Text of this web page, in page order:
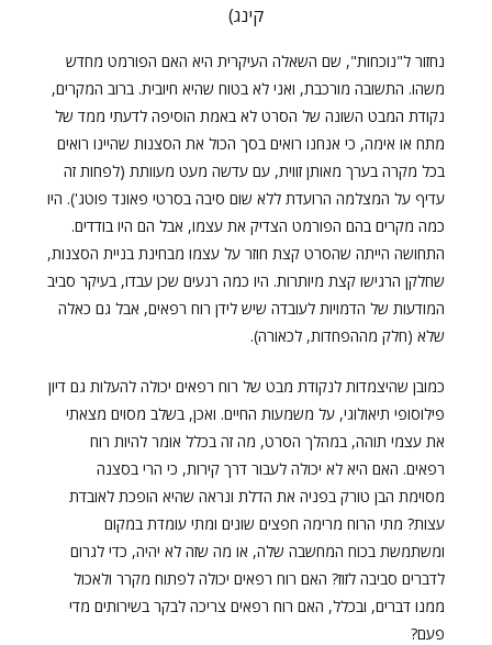
קינג)
נחזור ל"נוכחות", שם השאלה העיקרית היא האם הפורמט מחדש
משהו. התשובה מורכבת, ואני לא בטוח שהיא חיובית. ברוב המקרים,
נקודת המבט השונה של הסרט לא באמת הוסיפה לדעתי ממד של
מתח או אימה, כי אנחנו רואים בסך הכול את הסצנות שהיינו רואים
בכל מקרה בערך מאותן זווית, עם עדשה מעט מעוותת (לפחות זה
עדיף על המצלמה הרועדת ללא שום סיבה בסרטי פאונד פוטג'). היו
כמה מקרים בהם הפורמט הצדיק את עצמו, אבל הם היו בודדים.
התחושה הייתה שהסרט קצת חוזר על עצמו מבחינת בניית הסצנות,
שחלקן הרגישו קצת מיותרות. היו כמה רגעים שכן עבדו, בעיקר סביב
המודעות של הדמויות לעובדה שיש לידן רוח רפאים, אבל גם כאלה
שלא (חלק מההפחדות, לכאורה).
כמובן שהיצמדות לנקודת מבט של רוח רפאים יכולה להעלות גם דיון
פילוסופי תיאולוגי, על משמעות החיים. ואכן, בשלב מסוים מצאתי
את עצמי תוהה, במהלך הסרט, מה זה בכלל אומר להיות רוח
רפאים. האם היא לא יכולה לעבור דרך קירות, כי הרי בסצנה
מסוימת הבן טורק בפניה את הדלת ונראה שהיא הופכת לאובדת
עצות? מתי הרוח מרימה חפצים שונים ומתי עומדת במקום
ומשתמשת בכוח המחשבה שלה, או מה שזה לא יהיה, כדי לגרום
לדברים סביבה לזוז? האם רוח רפאים יכולה לפתוח מקרר ולאכול
ממנו דברים, ובכלל, האם רוח רפאים צריכה לבקר בשירותים מדי
פעם?